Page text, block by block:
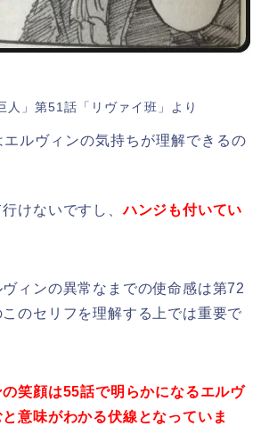
人」第51話「リヴァイ班」より
ルヴィンの気持ちが理解できるの
けないですし、ハンジも付いてい
ィンの異常なまでの使命感は第72
のセリフを理解する上では重要で
笑顔は55話で明らかになるエルヴ
意味がわかる伏線となっていま